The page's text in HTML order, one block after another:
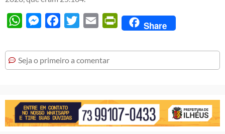
WhatsAppMessengerFacebook
Twitter Email PrintFriendly
Share
Seja o primeiro a comentar